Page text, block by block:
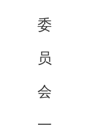
委
员
会